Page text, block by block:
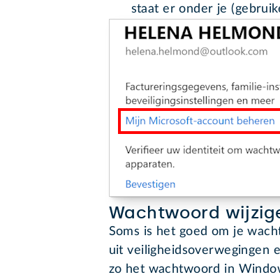
staat er onder je
Wachtwoord
Soms is het goed om je
uit veiligheidsoverwegingen
zo het wachtwoord in